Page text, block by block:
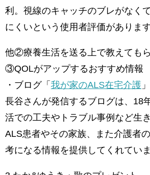
利。視線のキャッチのブレがなく
にくいという使用者評価があります
他②療養生活を送る上で教えても
③QOLがアップするおすすめ情報
・ブログ「 我が家のALS在宅介護
長谷さんが発信するブログは、18
活での工夫やトラブル事例など生
ALS患者やその家族、また介護者
考になる情報を提供してくれていま